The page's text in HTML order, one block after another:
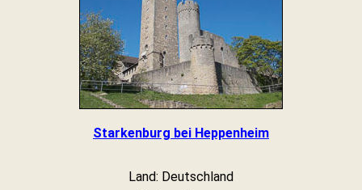
Starkenburg bei Heppenheim
Land: Deutschland